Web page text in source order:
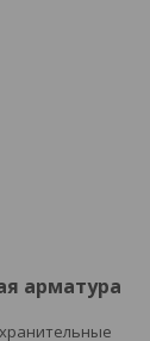
арматура